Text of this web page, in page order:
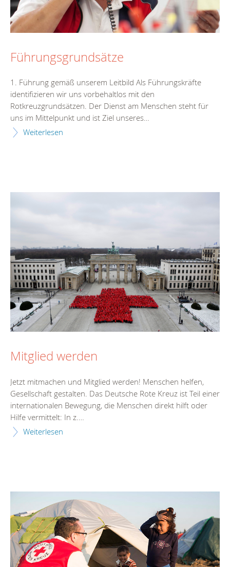
Führungsgrundsätze
1. Führung gemäß unserem Leitbild Als Führungskräfte
identifizieren wir uns vorbehaltlos mit den
Rotkreuzgrundsätzen. Der Dienst am Menschen steht für
uns im Mittelpunkt und ist Ziel unseres…
Weiterlesen
Mitglied werden
Jetzt mitmachen und Mitglied werden! Menschen helfen,
Gesellschaft gestalten. Das Deutsche Rote Kreuz ist Teil einer
internationalen Bewegung, die Menschen direkt hilft oder
Hilfe vermittelt: In z.…
Weiterlesen